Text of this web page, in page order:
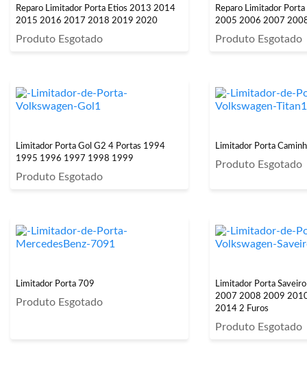
Reparo Limitador Porta Etios 2013 2014
2015 2016 2017 2018 2019 2020
Produto Esgotado
Reparo Limitador
2005 2006 2007
Produto Esgotado
Limitador Porta Gol G2 4 Portas 1994
1995 1996 1997 1998 1999
Produto Esgotado
Limitador Porta
Produto Esgotado
Limitador Porta 709
Produto Esgotado
Limitador Porta
2007 2008 2009
2014 2 Furos
Produto Esgotado